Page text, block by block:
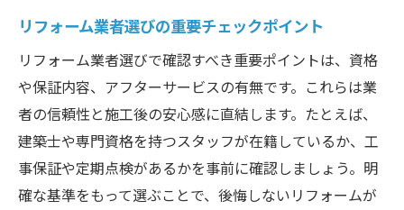
リフォーム業者選びの重要チェックポイント
リフォーム業者選びで確認すべき重要ポイントは、資格
や保証内容、アフターサービスの有無です。これらは業
者の信頼性と施工後の安心感に直結します。たとえば、
建築士や専門資格を持つスタッフが在籍しているか、工
事保証や定期点検があるかを事前に確認しましょう。明
確な基準をもって選ぶことで、後悔しないリフォームが